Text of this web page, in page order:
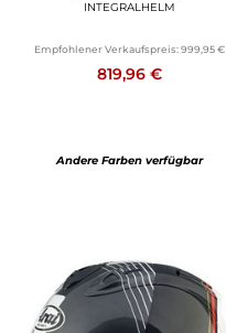
INTEGRALHELM
Empfohlener Verkaufspreis: 999,95 €
819,96 €
Andere Farben verfügbar